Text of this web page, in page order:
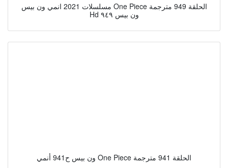
مسلسلات 2021 انمي ون بيس One Piece الحلقة 949 مترجمة
Hd ون بيس ٩٤٩
ون بيس ح941 أنمي One Piece الحلقة 941 مترجمة